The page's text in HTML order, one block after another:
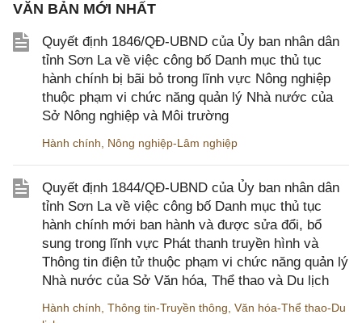
VĂN BẢN MỚI NHẤT
Quyết định 1846/QĐ-UBND của Ủy ban nhân dân
tỉnh Sơn La về việc công bố Danh mục thủ tục
hành chính bị bãi bỏ trong lĩnh vực Nông nghiệp
thuộc phạm vi chức năng quản lý Nhà nước của
Sở Nông nghiệp và Môi trường
Hành chính Nông nghiệp-Lâm nghiệp
Quyết định 1844/QĐ-UBND của Ủy ban nhân dân
tỉnh Sơn La về việc công bố Danh mục thủ tục
hành chính mới ban hành và được sửa đổi, bổ
sung trong lĩnh vực Phát thanh truyền hình và
Thông tin điện tử thuộc phạm vi chức năng quản lý
Nhà nước của Sở Văn hóa, Thể thao và Du lịch
Hành chính Thông tin-Truyền thông Văn hóa-Thể thao-Du